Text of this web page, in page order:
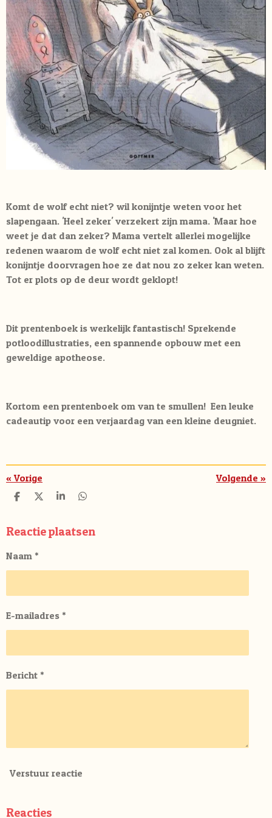
Komt de wolf echt niet? wil konijntje weten voor het
slapengaan. 'Heel zeker' verzekert zijn mama. 'Maar hoe
weet je dat dan zeker? Mama vertelt allerlei mogelijke
redenen waarom de wolf echt niet zal komen. Ook al blijft
konijntje doorvragen hoe ze dat nou zo zeker kan weten.
Tot er plots op de deur wordt geklopt!
Dit prentenboek is werkelijk fantastisch! Sprekende
potloodillustraties, een spannende opbouw met een
geweldige apotheose.
Kortom een prentenboek om van te smullen! Een leuke
cadeautip voor een verjaardag van een kleine deugniet.
«Vorige Volgende »
D
e
n
D
l
S
r
e
D
e
n
Reactie plaatsen
Naam *
E-mailadres *
Bericht *
Verstuur reactie
Reacties